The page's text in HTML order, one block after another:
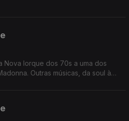
Nova Iorque dos 70s a uma dos
Outras músicas, da soul à